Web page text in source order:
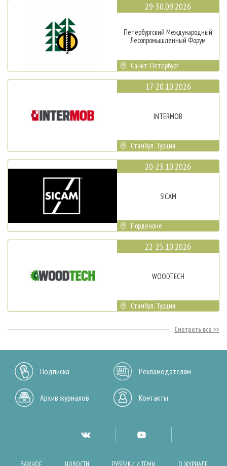
29-30.09.2026
Петербургский Международный
Лесопромышленный Форум
Санкт-Петербург
17-20.10.2026
INTERMOB
Стамбул, Турция
20-23.10.2026
SICAM
Порденоне
22-25.10.2026
WOODTECH
Стамбул, Турция
Смотреть все
Подписка Рекламодателям
Архив журналов Контакты